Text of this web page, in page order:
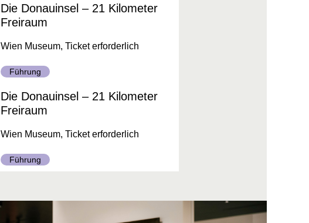
Die Donauinsel – 21 Kilometer
Freiraum
Wien Museum, Ticket erforderlich
Kategorie:
Führung
Die Donauinsel – 21 Kilometer
Freiraum
Wien Museum, Ticket erforderlich
Kategorie:
Führung